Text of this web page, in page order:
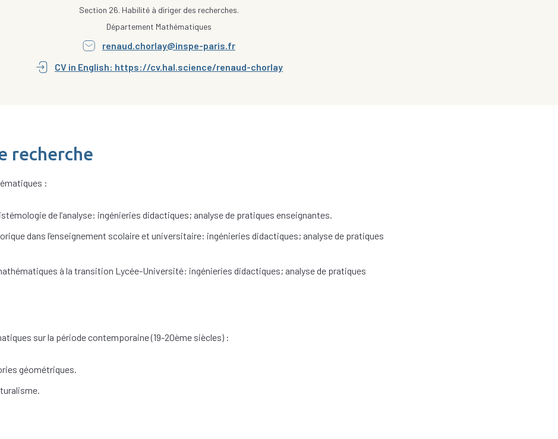
Section 26. Habilité à diriger des recherches.
Département Mathématiques
renaud.chorlay@inspe-paris.fr
CV in English: https://cv.hal.science/renaud-chorlay
recherche
:
de l’analyse: ingénieries didactiques; analyse de pratiques enseignantes.
dans l’enseignement scolaire et universitaire: ingénieries didactiques; analyse de pratiques
à la transition Lycée-Université: ingénieries didactiques; analyse de pratiques
sur la période contemporaine (19-20ème siècles) :
géométriques.